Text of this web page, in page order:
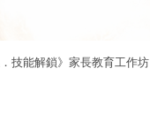
技能解鎖》家長教育工作坊